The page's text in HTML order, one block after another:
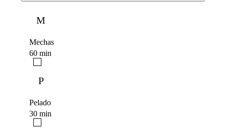
M
Mechas
60 min
P
Pelado
30 min